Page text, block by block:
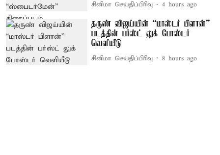
சினிமா செய்திப்பிரிவு 4 hours ago
தருண் விஜய்யின் “மாஸ்டர் பிளான்”
படத்தின் பர்ஸ்ட் லுக் போஸ்டர்
வெளியீடு
சினிமா செய்திப்பிரிவு 8 hours ago